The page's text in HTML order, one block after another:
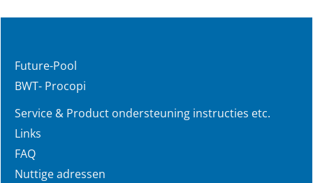
Future-Pool
BWT- Procopi
Service & Product ondersteuning instructies etc.
Links
FAQ
Nuttige adressen